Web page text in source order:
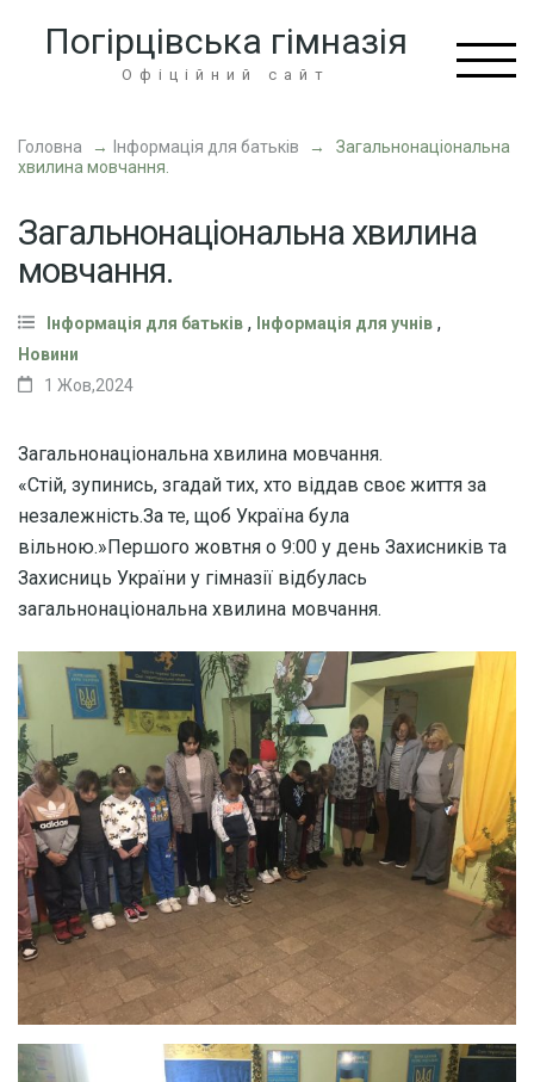
Enter)
Погірцівська гімназія
Офіційний сайт
Головна → Інформація для батьків →
Загальнонаціональна
хвилина мовчання.
Загальнонаціональна хвилина
мовчання.
Інформація для батьків , Інформація для учнів ,
Новини
1 Жов,2024
Загальнонаціональна хвилина мовчання.
«Стій, зупинись, згадай тих, хто віддав своє життя за
незалежність.За те, щоб Україна була
вільною.»Першого жовтня о 9:00 у день Захисників та
Захисниць України у гімназії відбулась
загальнонаціональна хвилина мовчання.